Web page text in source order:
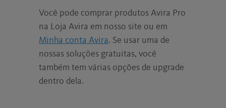
Você pode comprar produtos Avira Pro
na Loja Avira em nosso site ou em
Minha conta Avira. Se usar uma de
nossas soluções gratuitas, você
também tem várias opções de upgrade
dentro dela.